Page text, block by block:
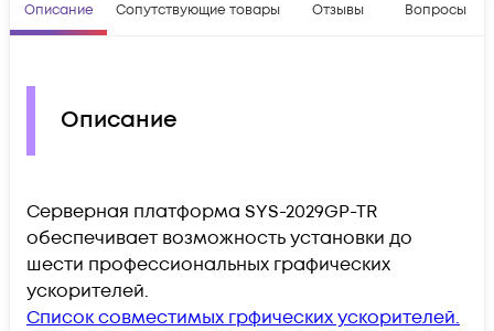
Описание Сопутствующие товары Отзывы Вопросы
Описание
Серверная платформа SYS-2029GP-TR
обеспечивает возможность установки до
шести профессиональных графических
ускорителей.
Список совместимых грфических ускорителей.